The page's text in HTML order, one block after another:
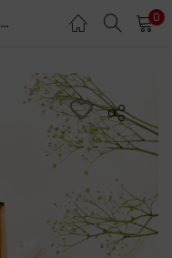
Barber Daily Pour d’Glass Extrait de Parfum 0